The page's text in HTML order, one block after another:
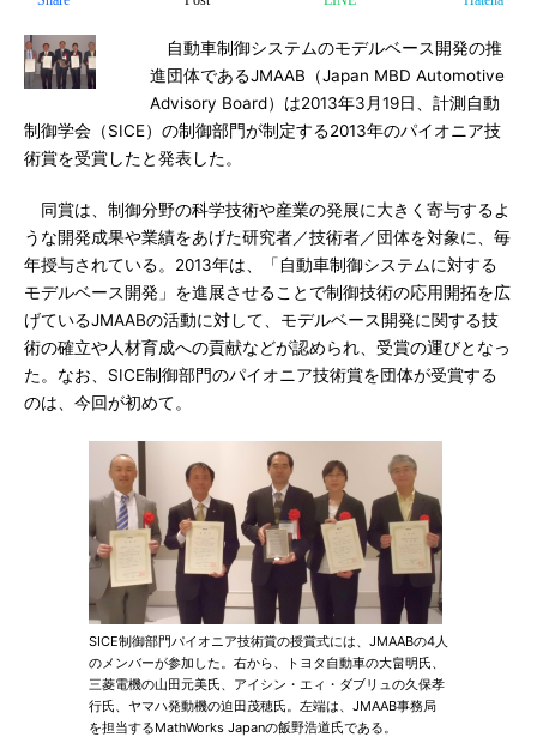
自動車制御システムのモデルベース開発の推
進団体であるJMAAB（Japan MBD Automotive
Advisory Board）は2013年3月19日、計測自動
制御学会（SICE）の制御部門が制定する2013年のパイオニア技
術賞を受賞したと発表した。
同賞は、制御分野の科学技術や産業の発展に大きく寄与するよ
うな開発成果や業績をあげた研究者／技術者／団体を対象に、毎
年授与されている。2013年は、「自動車制御システムに対する
モデルベース開発」を進展させることで制御技術の応用開拓を広
げているJMAABの活動に対して、モデルベース開発に関する技
術の確立や人材育成への貢献などが認められ、受賞の運びとなっ
た。なお、SICE制御部門のパイオニア技術賞を団体が受賞する
のは、今回が初めて。
SICE制御部門パイオニア技術賞の授賞式には、JMAABの4人
のメンバーが参加した。右から、トヨタ自動車の大畠明氏、
三菱電機の山田元美氏、アイシン・エィ・ダブリュの久保孝
行氏、ヤマハ発動機の迫田茂穂氏。左端は、JMAAB事務局
を担当するMathWorks Japanの飯野浩道氏である。